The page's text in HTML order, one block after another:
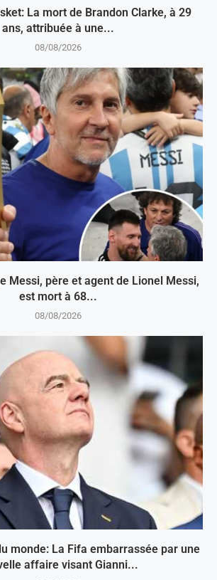
La mort de Brandon Clarke, à 29
ans, attribuée à une...
08/08/2026
Messi, père et agent de Lionel Messi,
est mort à 68...
08/08/2026
monde: La Fifa embarrassée par une
affaire visant Gianni...